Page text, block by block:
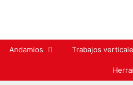
Andamios Trabajos